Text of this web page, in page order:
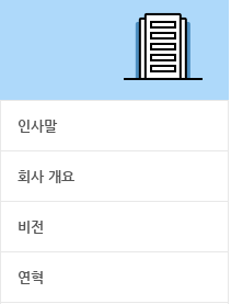
인사말
회사 개요
비전
연혁